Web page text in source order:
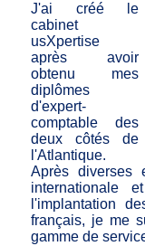
J'ai créé le
cabinet
usXpertise
après avoir
obtenu mes
diplômes
d'expert-
comptable des
deux côtés de
l'Atlantique.
Après diverses
internationale
l'implantation
français, je me
gamme de